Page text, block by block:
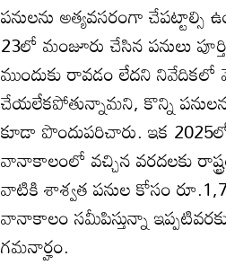
పనులను అత్యవసరంగా
23లో మంజూరు చేసిన పనులు
ముందుకు రావడం లేదని నివేదికలో
చేయలేకపోతున్నామని, కొన్ని పనులను
కూడా పొందుపరిచారు. ఇక
వానాకాలంలో వచ్చిన వరదలకు
వాటికి శాశ్వత పనుల కోసం
వానాకాలం సమీపిస్తున్నా
గమనార్హం.